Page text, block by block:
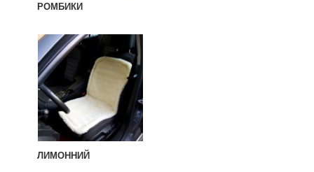
РОМБИКИ
ЛИМОННИЙ